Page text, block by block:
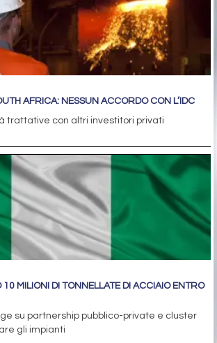
AFRICA: NESSUN ACCORDO CON L’IDC
trattative con altri investitori privati
10 MILIONI DI TONNELLATE DI ACCIAIO ENTRO
su partnership pubblico-private e cluster
gli impianti